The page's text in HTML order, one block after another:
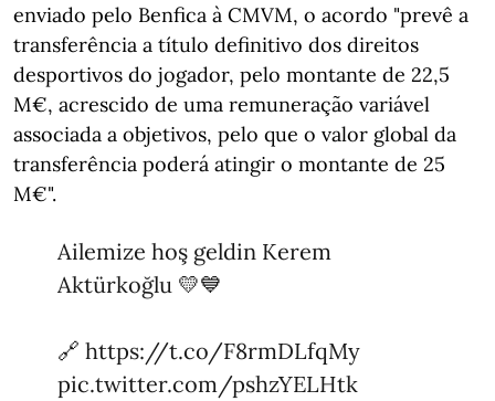
enviado pelo Benfica à CMVM, o acordo "prevê a
transferência a título definitivo dos direitos
desportivos do jogador, pelo montante de 22,5
M€, acrescido de uma remuneração variável
associada a objetivos, pelo que o valor global da
transferência poderá atingir o montante de 25
M€".
Ailemize hoş geldin Kerem
Aktürkoğlu 💛💙
🔗 https://t.co/F8rmDLfqMy
pic.twitter.com/pshzYELHtk